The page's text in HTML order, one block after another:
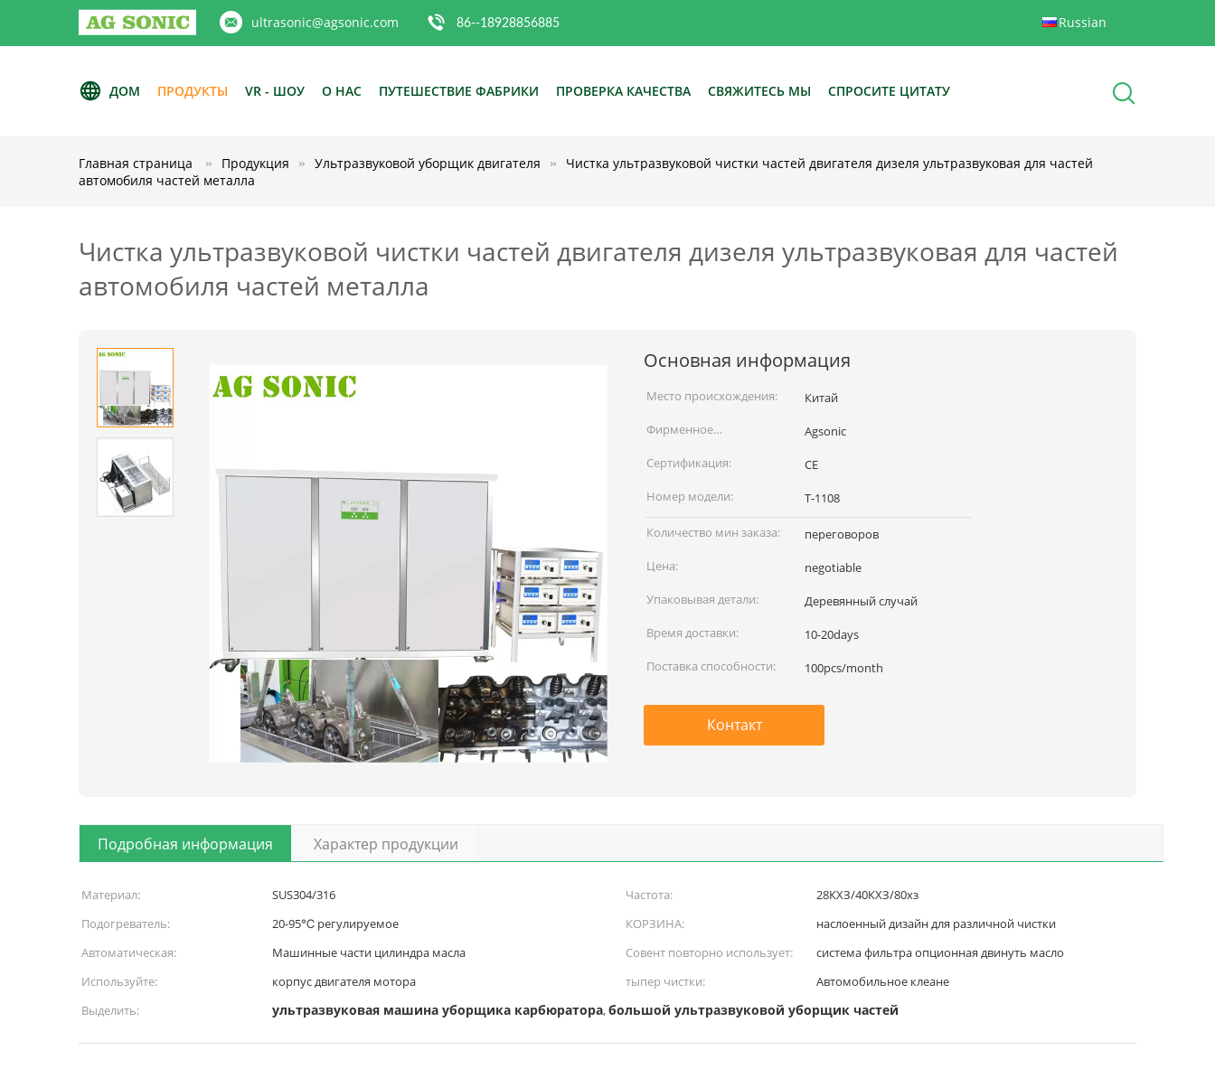
ultrasonic@agsonic.com 86--18928856885 Russian
ДОМ ПРОДУКТЫ VR - ШОУ О НАС ПУТЕШЕСТВИЕ ФАБРИКИ ПРОВЕРКА КАЧЕСТВА СВЯЖИТЕСЬ МЫ СПРОСИТЕ ЦИТАТУ
Главная страница Продукция Ультразвуковой уборщик двигателя
Чистка ультразвуковой чистки частей двигателя дизеля ультразвуковая для частей
автомобиля частей металла
Чистка ультразвуковой чистки частей двигателя дизеля ультразвуковая для частей
автомобиля частей металла
Основная информация
Место происхождения:
Китай
Фирменное
наименование:
Agsonic
Сертификация:
CE
Номер модели:
Т-1108
Количество мин заказа:
переговоров
Цена:
negotiable
Упаковывая детали:
Деревянный случай
Время доставки:
10-20days
Поставка способности:
100pcs/month
Контакт
Подробная информация Характер продукции
Материал: SUS304/316 Частота:
28КХЗ/40КХЗ/80хз
Подогреватель:
20-95℃ регулируемое КОРЗИНА:
наслоенный дизайн для различной чистки
Автоматическая:
Машинные части цилиндра масла Совент повторно использует:
система фильтра опционная двинуть масло
Используйте:
корпус двигателя мотора тыпер чистки:
Автомобильное клеане
Выделить:
ультразвуковая машина уборщика карбюратора,большой ультразвуковой уборщик частей